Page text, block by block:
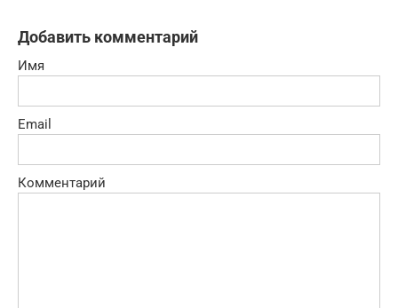
Добавить комментарий
Имя
Email
Комментарий